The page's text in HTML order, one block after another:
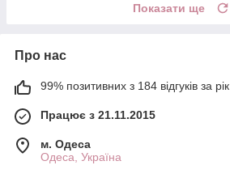
Показати ще
Про нас
99% позитивних з 184 відгуків за рік
Працює з 21.11.2015
м. Одеса
Одеса, Україна